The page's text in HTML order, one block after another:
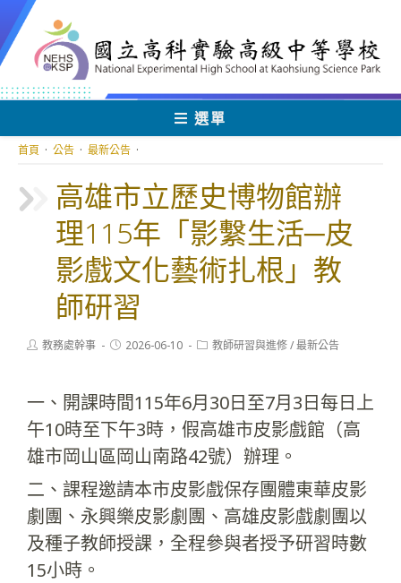
轉
至
要
容
選單
高雄市立歷史博物館辦
理115年「影繫生活─皮
影戲文化藝術扎根」教
師研習
首頁 · 公告 · 最新公告 ·
Post教務處幹事
Post2026-06-10
Post教師研習與進修/最新公告
一、開課時間115年6月30日至7月3日每日上
午10時至下午3時，假高雄市皮影戲館（高
雄市岡山區岡山南路42號）辦理。
二、課程邀請本市皮影戲保存團體東華皮影
劇團、永興樂皮影劇團、高雄皮影戲劇團以
及種子教師授課，全程參與者授予研習時數
15小時。